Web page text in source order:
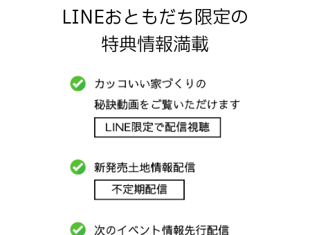
LINEおともだち限定の
特典情報満載